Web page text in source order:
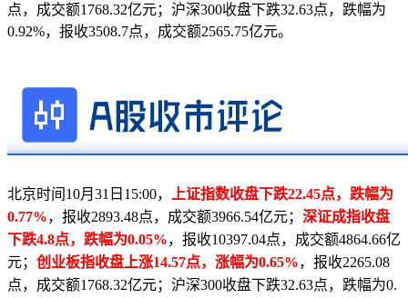
点，成交额1768.32亿元；沪深300收盘下跌32.63点，跌幅为
0.92%，报收3508.7点，成交额2565.75亿元。
北京时间10月31日15:00，
上证指数收盘下跌22.45点，跌幅为
0.77%，报收2893.48点，成交额3966.54亿元； 深证成指收盘
下跌4.8点，跌幅为0.05%，报收10397.04点，成交额4864.66亿
元； 创业板指收盘上涨14.57点，涨幅为0.65%，报收2265.08
点，成交额1768.32亿元；沪深300收盘下跌32.63点，跌幅为0.